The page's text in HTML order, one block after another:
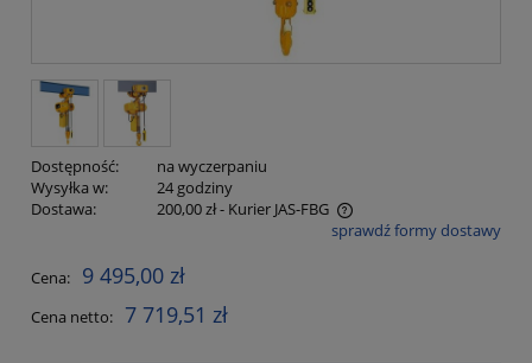
Dostępność:
na wyczerpaniu
Wysyłka w:
24 godziny
Dostawa:
200,00 zł- Kurier JAS-FBG
Cena nie zawiera ewentualnych kosztów płatnościsprawdź formy dostawy
Cena: 9 495,00 zł
Cena netto: 7 719,51 zł